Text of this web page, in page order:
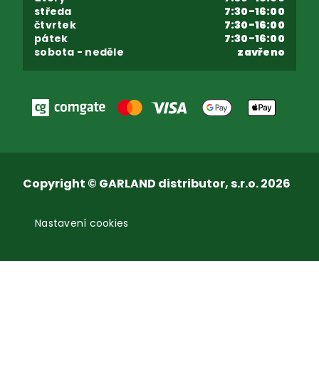
středa
7:30-16:00
čtvrtek
7:30-16:00
pátek
7:30-16:00
sobota - neděle
zavřeno
Copyright © GARLAND distributor, s.r.o. 2026
Nastavení cookies